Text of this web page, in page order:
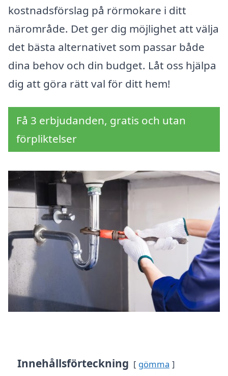
kostnadsförslag på rörmokare i ditt
närområde. Det ger dig möjlighet att välja
det bästa alternativet som passar både
dina behov och din budget. Låt oss hjälpa
dig att göra rätt val för ditt hem!
Få 3 erbjudanden, gratis och utan
förpliktelser
Innehållsförteckning gömma